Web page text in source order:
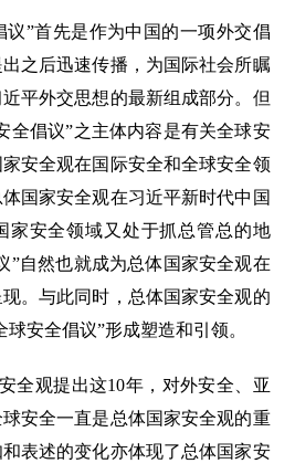
议”首先是作为中国的一项外交倡
之后迅速传播，为国际社会所瞩
平外交思想的最新组成部分。但
全倡议”之主体内容是有关全球安
安全观在国际安全和全球安全领
国家安全观在习近平新时代中国
家安全领域又处于抓总管总的地
”自然也就成为总体国家安全观在
。与此同时，总体国家安全观的
安全倡议”形成塑造和引领。
全观提出这10年，对外安全、亚
安全一直是总体国家安全观的重
表述的变化亦体现了总体国家安